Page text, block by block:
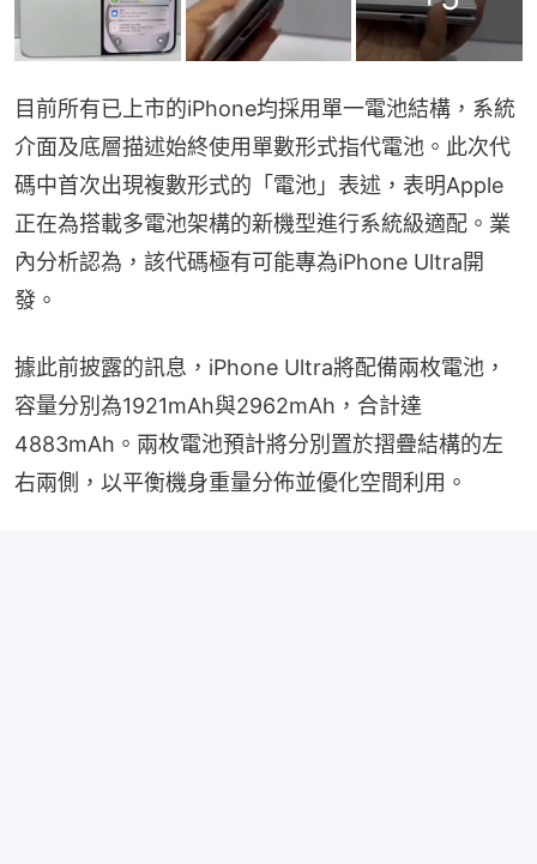
目前所有已上市的iPhone均採用單一電池結構，系統
介面及底層描述始終使用單數形式指代電池。此次代
碼中首次出現複數形式的「電池」表述，表明Apple
正在為搭載多電池架構的新機型進行系統級適配。業
內分析認為，該代碼極有可能專為iPhone Ultra開
發。
據此前披露的訊息，iPhone Ultra將配備兩枚電池，
容量分別為1921mAh與2962mAh，合計達
4883mAh。兩枚電池預計將分別置於摺疊結構的左
右兩側，以平衡機身重量分佈並優化空間利用。